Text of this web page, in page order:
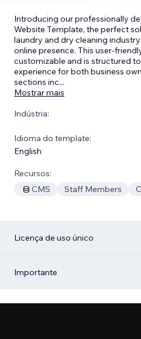
Introducing our professionally
Website Template, the perfect
laundry and dry cleaning
online presence. This user-
customizable and is structured
experience for both business
sections inc...
Mostrar mais
Indústria:
Idioma do template:
English
Recursos:
CMS
Staff Members
Licença de uso único
Importante